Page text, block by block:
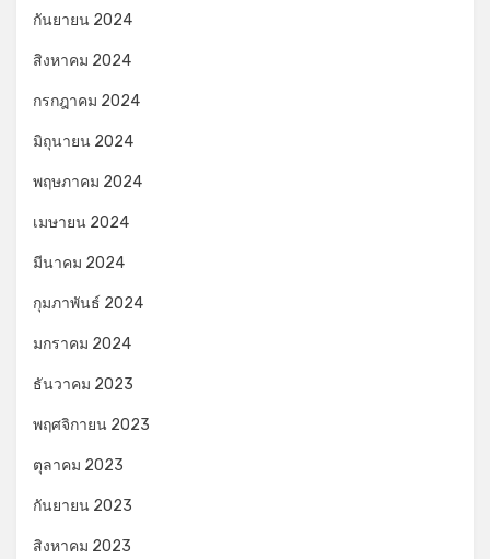
กันยายน 2024
สิงหาคม 2024
กรกฎาคม 2024
มิถุนายน 2024
พฤษภาคม 2024
เมษายน 2024
มีนาคม 2024
กุมภาพันธ์ 2024
มกราคม 2024
ธันวาคม 2023
พฤศจิกายน 2023
ตุลาคม 2023
กันยายน 2023
สิงหาคม 2023